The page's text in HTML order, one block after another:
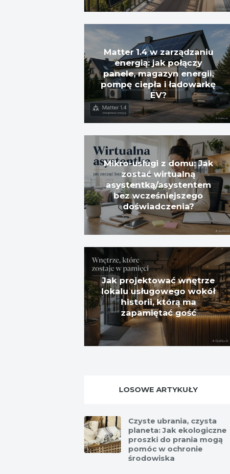
Matter 1.4 w zarządzaniu
energią: jak połączy
panele, magazyn energii,
pompę ciepła i ładowarkę
EV?
Mikro-usługi z domu: Jak
zostać wirtualną
asystentką/asystentem
bez wcześniejszego
doświadczenia?
Jak projektować wnętrze
lokalu usługowego wokół
historii, którą ma
zapamiętać gość
LOSOWE ARTYKUŁY
Czyste ubrania, czysta
planeta: Jak ekologiczne
proszki do prania mogą
pomóc w ochronie
środowiska